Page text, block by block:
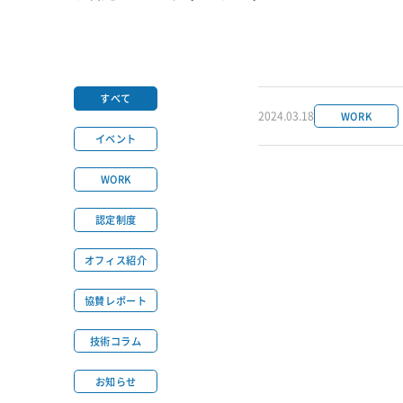
すべて
イベント
WORK
認定制度
オフィス紹介
協賛レポート
技術コラム
お知らせ
2024.03.18 WORK